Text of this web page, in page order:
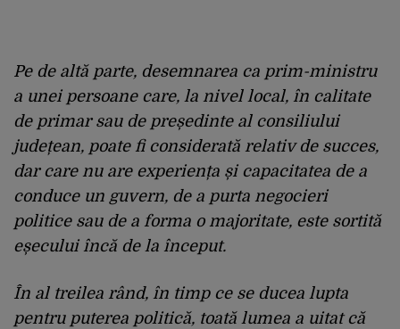
Pe de altă parte, desemnarea ca prim-ministru
a unei persoane care, la nivel local, în calitate
de primar sau de președinte al consiliului
județean, poate fi considerată relativ de succes,
dar care nu are experiența și capacitatea de a
conduce un guvern, de a purta negocieri
politice sau de a forma o majoritate, este sortită
eșecului încă de la început.
În al treilea rând, în timp ce se ducea lupta
pentru puterea politică, toată lumea a uitat că